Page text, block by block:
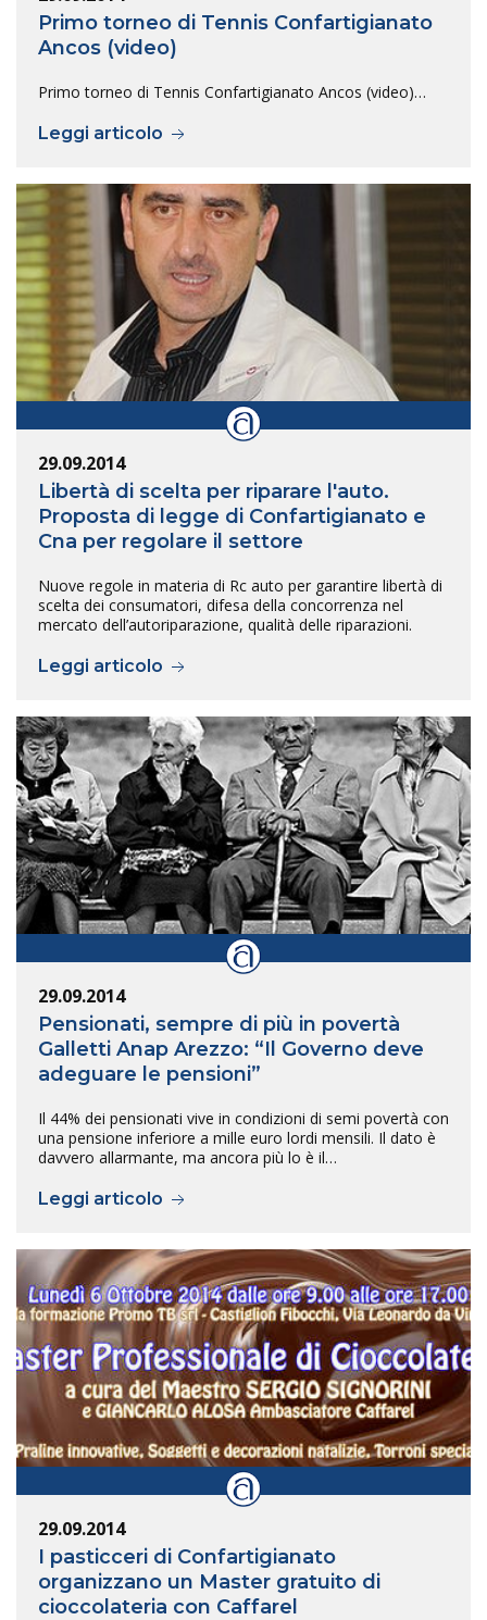
Primo torneo di Tennis Confartigianato
Ancos (video)
Primo torneo di Tennis Confartigianato Ancos (video)…
Leggi articolo
29.09.2014
Libertà di scelta per riparare l'auto.
Proposta di legge di Confartigianato e
Cna per regolare il settore
Nuove regole in materia di Rc auto per garantire libertà di
scelta dei consumatori, difesa della concorrenza nel
mercato dell’autoriparazione, qualità delle riparazioni.
Leggi articolo
29.09.2014
Pensionati, sempre di più in povertà
Galletti Anap Arezzo: “Il Governo deve
adeguare le pensioni”
Il 44% dei pensionati vive in condizioni di semi povertà con
una pensione inferiore a mille euro lordi mensili. Il dato è
davvero allarmante, ma ancora più lo è il…
Leggi articolo
29.09.2014
I pasticceri di Confartigianato
organizzano un Master gratuito di
cioccolateria con Caffarel